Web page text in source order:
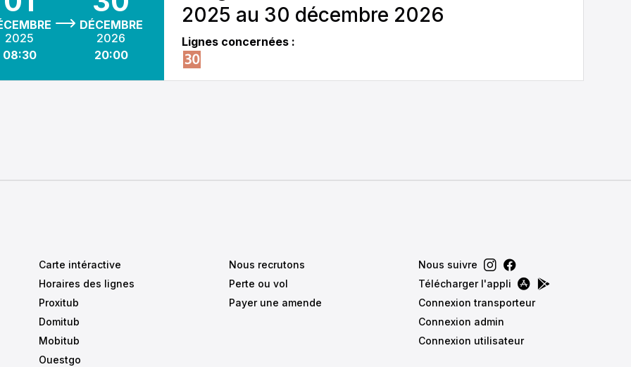
2025
08:30
DÉCEMBRE
2026
20:00
2025 au 30 décembre 2026
Lignes concernées :
Carte intéractive
Horaires des lignes
Proxitub
Domitub
Mobitub
Ouestgo
Nous recrutons
Perte ou vol
Payer une amende
Nous suivre
Télécharger l'appli
Connexion transporteur
Connexion admin
Connexion utilisateur